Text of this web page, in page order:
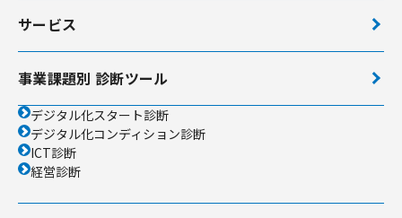
サービス
事業課題別 診断ツール
デジタル化スタート診断
デジタル化コンディション診断
ICT診断
経営診断